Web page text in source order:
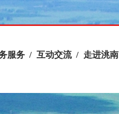
服务 / 互动交流 / 走进洮南